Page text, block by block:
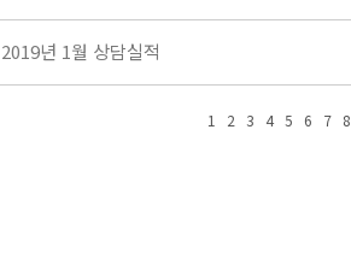
2019년 1월 상담실적
1 2 3 4 5 6 7 8